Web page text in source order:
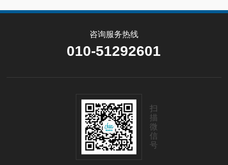
咨询服务热线
010-51292601
扫
描
微
信
号